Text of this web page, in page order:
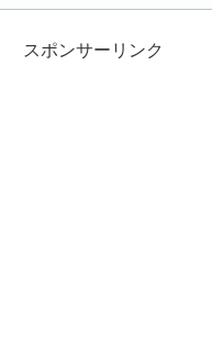
スポンサーリンク